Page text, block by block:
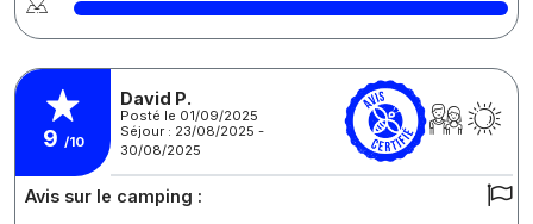
9 /10
David P.
Posté le 01/09/2025
Séjour : 23/08/2025 -
30/08/2025
Avis sur le camping :